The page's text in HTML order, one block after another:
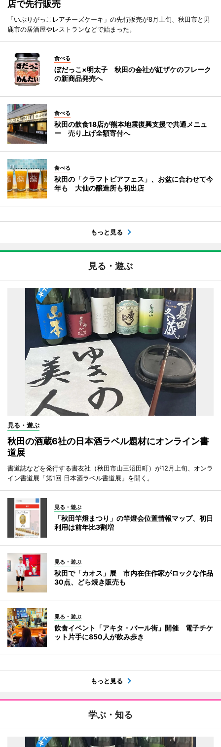
店で先行販売
「いぶりがっこレアチーズケーキ」の先行販売が8月上旬、秋田市と男
鹿市の居酒屋やレストランなどで始まった。
食べる
ぼだっこ×明太子 秋田の会社が紅ザケのフレーク
の新商品発売へ
食べる
秋田の飲食18店が熊本地震復興支援で共通メニュ
ー 売り上げ全額寄付へ
食べる
秋田の「クラフトビアフェス」、お盆に合わせて今
年も 大仙の醸造所も初出店
もっと見る
見る・遊ぶ
見る・遊ぶ
秋田の酒蔵6社の日本酒ラベル題材にオンライン書
道展
書道誌などを発行する書友社（秋田市山王沼田町）が12月上旬、オンラ
イン書道展「第1回 日本酒ラベル書道展」を開く。
見る・遊ぶ
「秋田竿燈まつり」の竿燈会位置情報マップ、初日
利用は前年比3割増
見る・遊ぶ
秋田で「カオス」展 市内在住作家がロックな作品
30点、どら焼き販売も
見る・遊ぶ
飲食イベント「アキタ・バール街」開催 電子チケ
ット片手に850人が飲み歩き
もっと見る
学ぶ・知る